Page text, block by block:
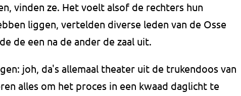
vinden ze. Het voelt alsof de rechters hun
liggen, vertelden diverse leden van de Osse
de een na de ander de zaal uit.
joh, da's allemaal theater uit de trukendoos van
alles om het proces in een kwaad daglicht te